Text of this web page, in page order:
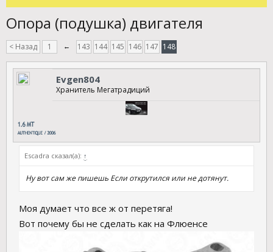
Опора (подушка) двигателя
< Назад 1 ← 143 144 145 146 147 148
Evgen804
Хранитель Мегатрадиций
Escadra сказал(а): ↑
Ну вот сам же пишешь Если открутился или не дотянут.
Моя думает что все ж от перетяга!
Вот почему бы не сделать как на Флюенсе